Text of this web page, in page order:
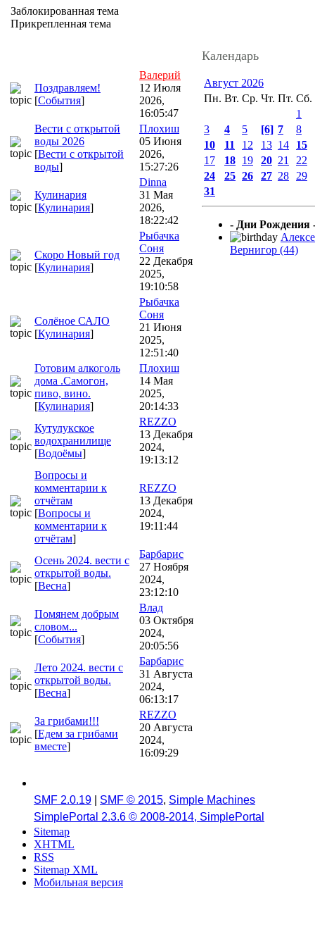
Заблокированная тема
Прикрепленная тема
Поздравляем!
[События]
Валерий
12 Июля
2026,
16:05:47
Вести с открытой
воды 2026
[Вести с открытой
воды]
Плохиш
05 Июня
2026,
15:27:26
Кулинария
[Кулинария]
Dinna
31 Мая
2026,
18:22:42
Скоро Новый год
[Кулинария]
Рыбачка
Соня
22 Декабря
2025,
19:10:58
Солёное САЛО
[Кулинария]
Рыбачка
Соня
21 Июня
2025,
12:51:40
Готовим алкоголь
дома .Самогон,
пиво, вино.
[Кулинария]
Плохиш
14 Мая
2025,
20:14:33
Кутулукское
водохранилище
[Водоёмы]
REZZO
13 Декабря
2024,
19:13:12
Вопросы и
комментарии к
отчётам
[Вопросы и
комментарии к
отчётам]
REZZO
13 Декабря
2024,
19:11:44
Осень 2024. вести с
открытой воды.
[Весна]
Барбарис
27 Ноября
2024,
23:12:10
Помянем добрым
словом...
[События]
Влад
03 Октября
2024,
20:05:56
Лето 2024. вести с
открытой воды.
[Весна]
Барбарис
31 Августа
2024,
06:13:17
За грибами!!!
[Едем за грибами
вместе]
REZZO
20 Августа
2024,
16:09:29
Календарь
Август 2026
Пн. Вт. Ср. Чт. Пт. Сб.
1
3
4 5 [6] 7
8
10
11 12 13 14
15
17
18 19 20 21
22
24
25 26 27 28
29
31
- Дни Рождения
Вернигор (44)
SMF 2.0.19 SMF © 2015, Simple Machines
SimplePortal 2.3.6 © 2008-2014, SimplePortal
Sitemap
XHTML
RSS
Sitemap XML
Мобильная версия